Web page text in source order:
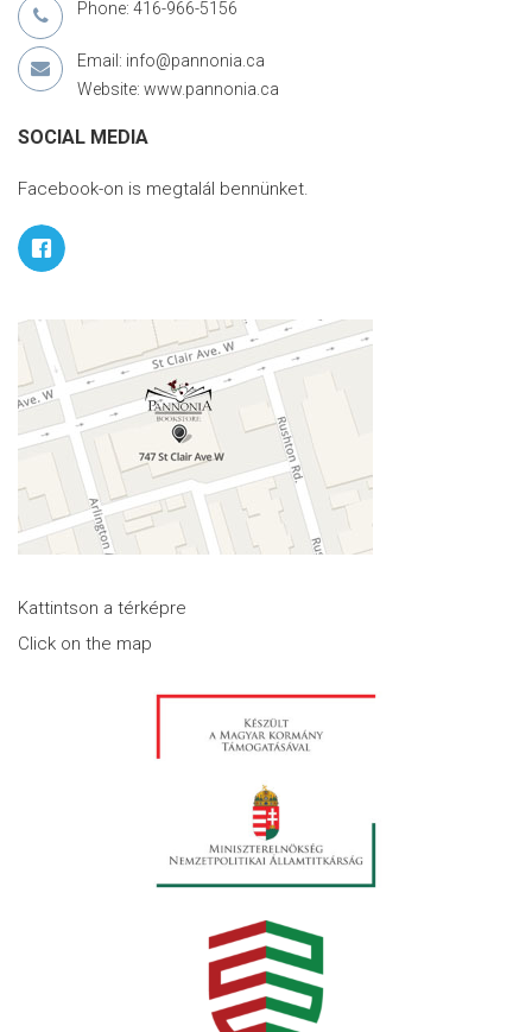
Phone: 416-966-5156
Email: info@pannonia.ca
Website: www.pannonia.ca
SOCIAL MEDIA
Facebook-on is megtalál bennünket.
Kattintson a térképre
Click on the map